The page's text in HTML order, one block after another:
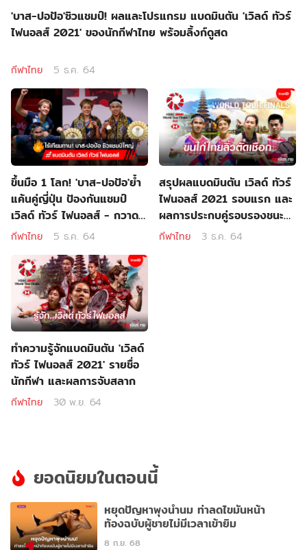
'บาส-ปอป้อ'ซิวแชมป์! ผลและโปรแกรม แบดมินตัน 'เวิลด์ ทัวร์
ไฟนอลส์ 2021' ของนักกีฬาไทย พร้อมลิ้งก์ดูสด
กีฬาไทย 5 ธ.ค. 64
ขึ้นมือ 1 โลก! 'บาส-ปอป้อ'ย้ำ
แค้นคู่ญี่ปุ่น ป้องกันแชมป์
เวิลด์ ทัวร์ ไฟนอลส์ - กวาด
4 รายการติด
กีฬาไทย 5 ธ.ค. 64
สรุปผลแบดมินตัน เวิลด์ ทัวร์
ไฟนอลส์ 2021 รอบแรก และ
ผลการประกบคู่รอบรองชนะ
เลิศ
กีฬาไทย 3 ธ.ค. 64
ทำความรู้จักแบดมินตัน 'เวิลด์
ทัวร์ ไฟนอลส์ 2021' รายชื่อ
นักกีฬา และผลการจับสลาก
กีฬาไทย 30 พ.ย. 64
ยอดนิยมในตอนนี้
หยุดปัญหาพุงนำนม ท่าลดไขมันหน้า
ท้องฉบับผู้ชายไม่มีเวลาเข้ายิม
8 ก.ย. 68